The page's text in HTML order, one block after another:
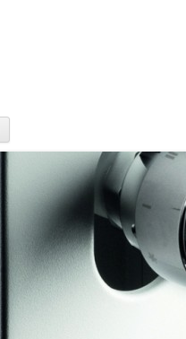
Skip to content